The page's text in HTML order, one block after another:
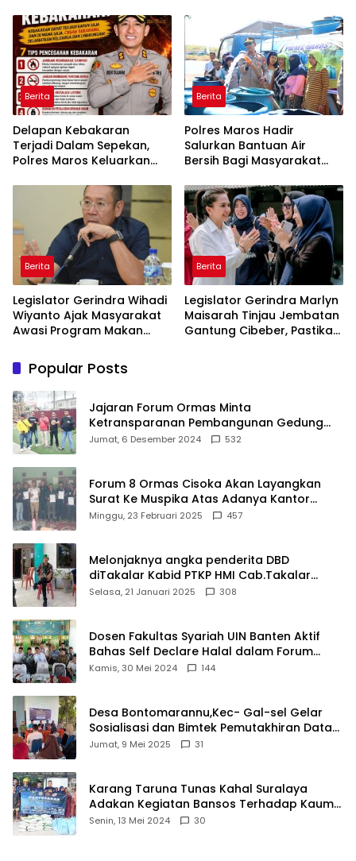
Belitung
Berita
Delapan Kebakaran
Terjadi Dalam Sepekan,
Polres Maros Keluarkan
Masyarakat
Berita
Polres Maros Hadir
Salurkan Bantuan Air
Bersih Bagi Masyarakat
Di Maros
Berita
Legislator Gerindra Wihadi
Wiyanto Ajak Masyarakat
Awasi Program Makan
Sasaran
Berita
Legislator Gerindra Marlyn
Maisarah Tinjau Jembatan
Gantung Cibeber, Pastikan
Popular Posts
Jajaran Forum Ormas Minta
Ketransparanan Pembangunan Gedung
Damkar Di Kecamatan Cisoka
Jumat, 6 Desember 2024 532
Forum 8 Ormas Cisoka Akan Layangkan
Surat Ke Muspika Atas Adanya Kantor
Matel di Cisoka
Minggu, 23 Februari 2025 457
Melonjaknya angka penderita DBD
diTakalar Kabid PTKP HMI Cab.Takalar
angkat bicara
Selasa, 21 Januari 2025 308
Dosen Fakultas Syariah UIN Banten Aktif
Bahas Self Declare Halal dalam Forum
Ijtima Ulama MUI
Kamis, 30 Mei 2024 144
Desa Bontomarannu,Kec- Gal-sel Gelar
Sosialisasi dan Bimtek Pemutakhiran Data
ID
Jumat, 9 Mei 2025 31
Karang Taruna Tunas Kahal Suralaya
Adakan Kegiatan Bansos Terhadap Kaum
Dhuafa dan Anak Yatim-Piatu
Senin, 13 Mei 2024 30